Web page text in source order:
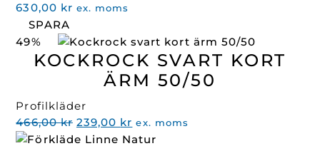
630,00 kr ex. moms
SPARA
49%
KOCKROCK SVART KORT
ÄRM 50/50
Profilkläder
466,00kr Det
ursprungliga
239,00 kr Det
nuvarande
ex. moms